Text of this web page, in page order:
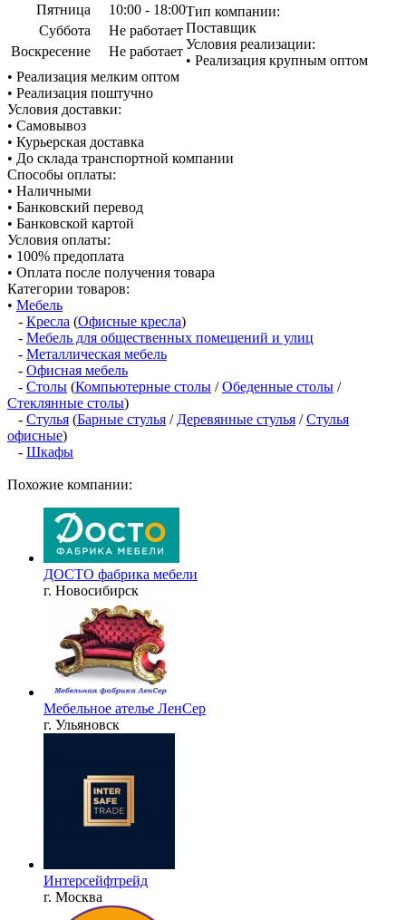
Пятница
10:00 - 18:00
Суббота
Не работает
Воскресение
Не работает
Тип компании:
Поставщик
Условия реализации:
• Реализация крупным оптом
• Реализация мелким оптом
• Реализация поштучно
Условия доставки:
• Самовывоз
• Курьерская доставка
• До склада транспортной компании
Способы оплаты:
• Наличными
• Банковский перевод
• Банковской картой
Условия оплаты:
• 100% предоплата
• Оплата после получения товара
Категории товаров:
• Мебель
- Кресла (Офисные кресла)
- Мебель для общественных помещений и улиц
- Металлическая мебель
- Офисная мебель
- Столы (Компьютерные столы /Обеденные столы /
Стеклянные столы)
- Стулья (Барные стулья / Деревянные стулья /Стулья
офисные)
- Шкафы
Похожие компании:
ДОСТО фабрика мебели
г. Новосибирск
Мебельное ателье ЛенСер
г. Ульяновск
Интерсейфтрейд
г. Москва